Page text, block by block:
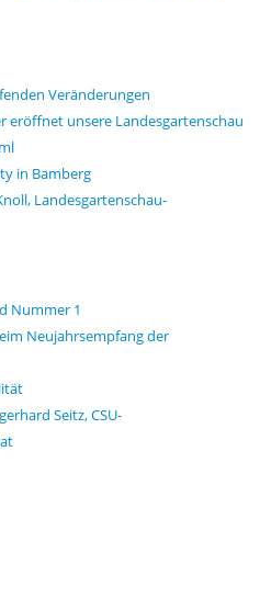
Veränderungen
eröffnet unsere Landesgartenschau
in Bamberg
Landesgartenschau-
Nummer 1
Neujahrsempfang der
Seitz, CSU-